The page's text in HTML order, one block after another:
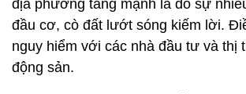
địa phương tăng mạnh là do sự
đầu cơ, cò đất lướt sóng kiếm lời.
nguy hiểm với các nhà đầu tư và thị
động sản.